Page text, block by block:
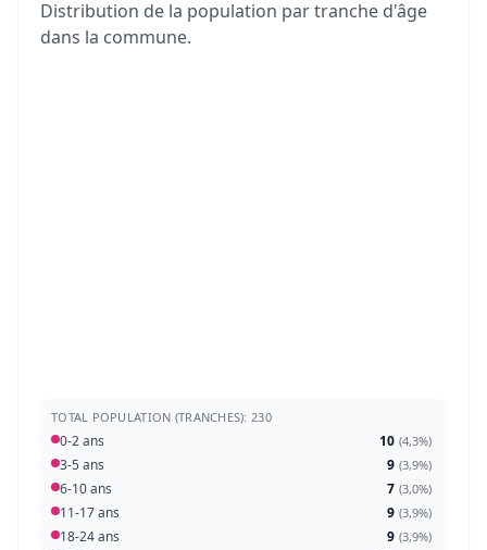
Distribution de la population par tranche d'âge
dans la commune.
TOTAL POPULATION (TRANCHES): 230
0-2 ans 10 (4,3%)
3-5 ans 9 (3,9%)
6-10 ans 7 (3,0%)
11-17 ans 9 (3,9%)
18-24 ans 9 (3,9%)